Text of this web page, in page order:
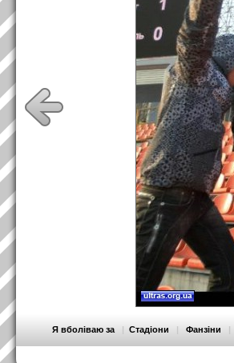
Я вболіваю за | Стадіони | Фанзіни |